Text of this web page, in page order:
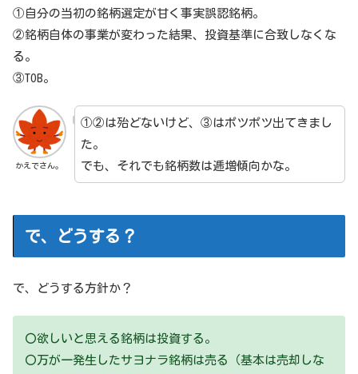
①自分の当初の銘柄選定が甘く事実誤認銘柄。
②銘柄自体の事業が変わった結果、投資基準に合致しなくな
る。
③TOB。
かえでさん。
①②は殆どないけど、③はポツポツ出てきまし
た。
でも、それでも銘柄数は逓増傾向かな。
で、どうする？
で、どうする方針か？
〇欲しいと思える銘柄は投資する。
〇万が一発生したサヨナラ銘柄は売る（基本は売却しな